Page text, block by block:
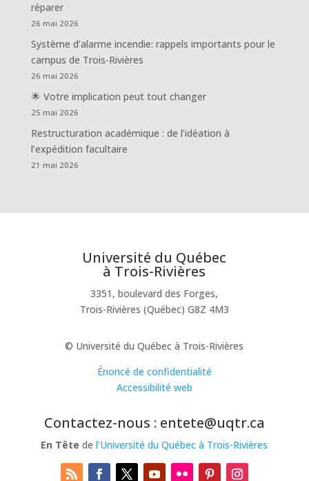
réparer
26 mai 2026
Système d’alarme incendie: rappels importants pour le
campus de Trois-Rivières
26 mai 2026
🌟 Votre implication peut tout changer
25 mai 2026
Restructuration académique : de l’idéation à
l’expédition facultaire
21 mai 2026
Université du Québec
à Trois-Rivières
3351, boulevard des Forges,
Trois-Rivières (Québec) G8Z 4M3
© Université du Québec à Trois-Rivières
Énoncé de confidentialité
Accessibilité web
Contactez-nous : entete@uqtr.ca
En Tête del’Université du Québec à Trois-Rivières